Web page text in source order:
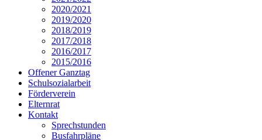
2020/2021
2019/2020
2018/2019
2017/2018
2016/2017
2015/2016
Offener Ganztag
Schulsozialarbeit
Förderverein
Elternrat
Kontakt
Sprechstunden
Busfahrpläne